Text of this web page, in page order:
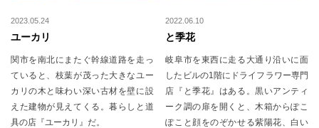
2023.05.24
ユーカリ
関市を南北にまたぐ幹線道路を走っ
ていると、枝葉が茂った大きなユー
カリの木と味わい深い古材を壁に設
えた建物が見えてくる。暮らしと道
具の店『ユーカリ』だ。
2022.06.10
と季花
岐阜市を東西に走る大通り沿いに面
したビルの1階にドライフラワー専門
店『と季花』はある。黒いアンティ
ーク調の扉を開くと、木箱からぽこ
ぽこと顔をのぞかせる紫陽花、白い